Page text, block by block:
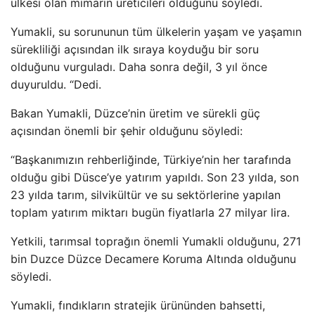
ülkesi olan mimarın üreticileri olduğunu söyledi.
Yumakli, su sorununun tüm ülkelerin yaşam ve yaşamın
sürekliliği açısından ilk sıraya koyduğu bir soru
olduğunu vurguladı. Daha sonra değil, 3 yıl önce
duyuruldu. “Dedi.
Bakan Yumakli, Düzce’nin üretim ve sürekli güç
açısından önemli bir şehir olduğunu söyledi:
“Başkanımızın rehberliğinde, Türkiye’nin her tarafında
olduğu gibi Düsce’ye yatırım yapıldı. Son 23 yılda, son
23 yılda tarım, silvikültür ve su sektörlerine yapılan
toplam yatırım miktarı bugün fiyatlarla 27 milyar lira.
Yetkili, tarımsal toprağın önemli Yumakli olduğunu, 271
bin Duzce Düzce Decamere Koruma Altında olduğunu
söyledi.
Yumakli, fındıkların stratejik ürününden bahsetti,